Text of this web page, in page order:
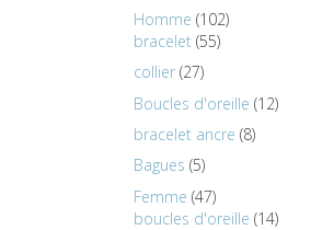
Homme 102
bracelet 55
collier 27
Boucles d'oreille 12
bracelet ancre 8
Bagues 5
Femme 47
boucles d'oreille 14